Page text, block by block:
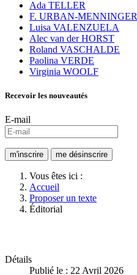
Ada TELLER
F. URBAN-MENNINGER
Luisa VALENZUELA
Alec van der HORST
Roland VASCHALDE
Paolina VERDE
Virginia WOOLF
Recevoir les nouveautés
E-mail
Vous êtes ici :
Accueil
Proposer un texte
Éditorial
Détails
Publié le : 22 Avril 2026